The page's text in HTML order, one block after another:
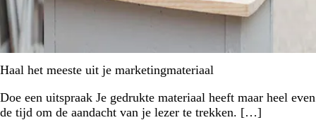
Haal het meeste uit je marketingmateriaal
Doe een uitspraak Je gedrukte materiaal heeft maar heel even
de tijd om de aandacht van je lezer te trekken. […]